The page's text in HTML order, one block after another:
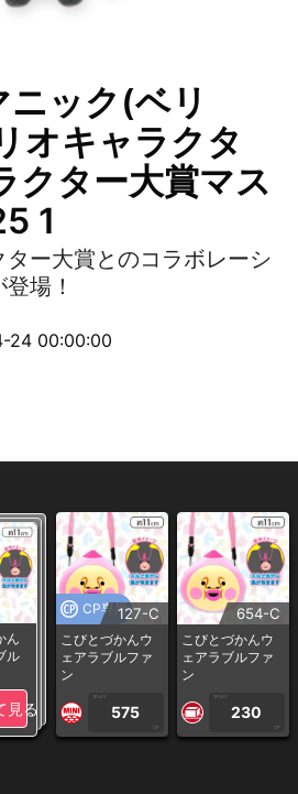
ニック(ベリ
オキャラクタ
クター大賞マス
1
ー大賞とのコラボレーシ
場！
24 00:00:00
ん
ル
見る
CP専用127-C
こびとづかんウ
ェアラブルファ
ン
1PLAY
575
CP
654-C
こびとづかんウ
ェアラブルファ
ン
1PLAY
230
CP